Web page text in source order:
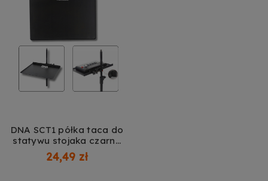
DNA SCT1 półka taca do
statywu stojaka czarna
na mikser interfejs audio
akcesoria regulowany
24,49 zł